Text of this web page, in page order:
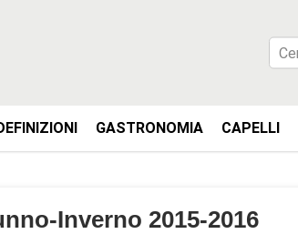
GASTRONOMIA CAPELLI
Inverno 2015-2016